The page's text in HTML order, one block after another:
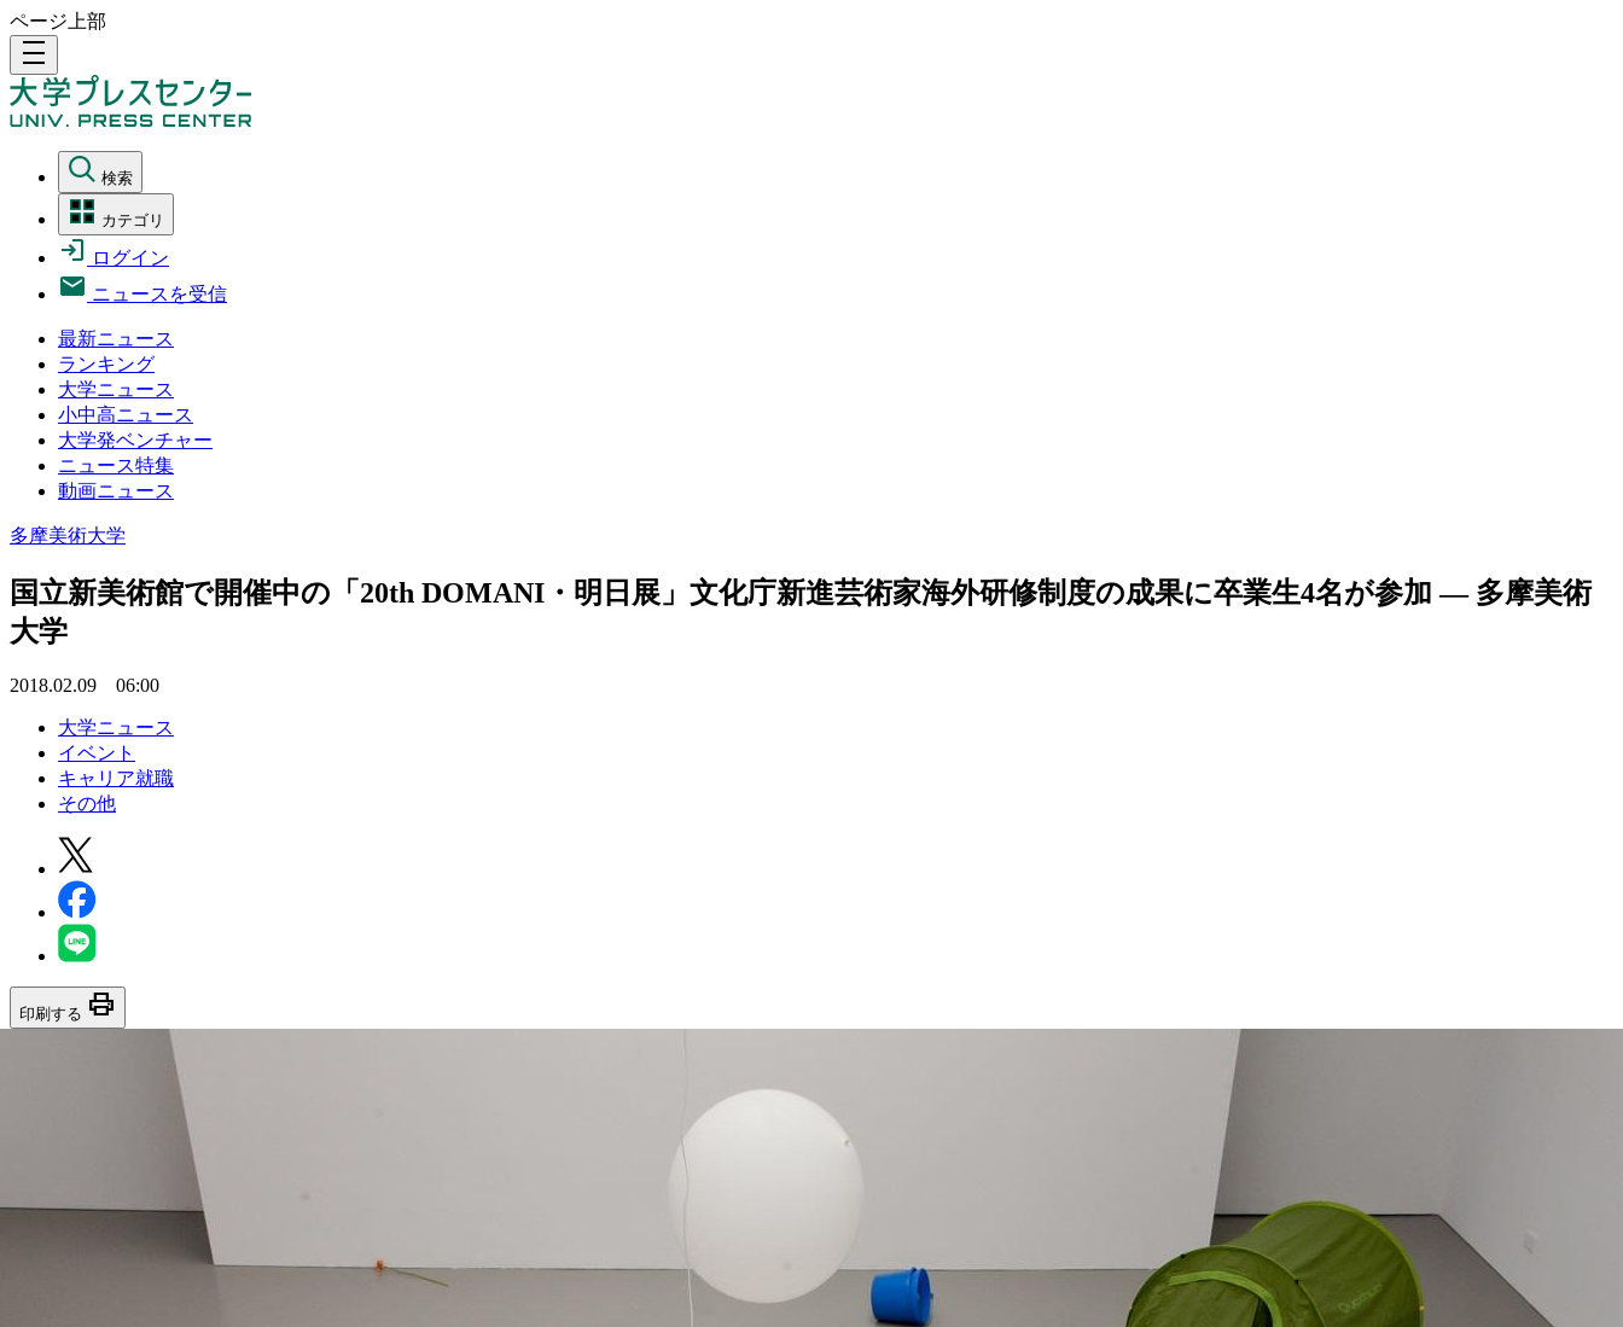
ページ上部
density_medium
検索
カテゴリ
ログイン
ニュースを受信
最新ニュース
ランキング
大学ニュース
小中高ニュース
大学発ベンチャー
ニュース特集
動画ニュース
多摩美術大学
国立新美術館で開催中の「20th DOMANI・明日展」文化庁新進芸術家海外研修制度の成果に卒業生4名が参加 — 多摩美術
大学
2018.02.09 06:00
大学ニュース
イベント
キャリア就職
その他
印刷する print